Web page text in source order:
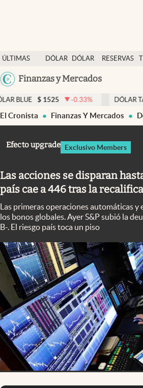
ÚLTIMAS
NOTICIAS
DÓLAR
DÓLAR
RESERVAS
Finanzas y Mercados
Dólar
Members
Economía y Política
Finanzas y Mercados
Columnistas
Otras secciones
Apertura
Infotechnology
Clase
Clima
Mundial 2026
Eventos Corporativos
El Cronista Studio
Mediakit
abre en nueva pestaña
1525 -0.33% DÓLAR TARJETA $
El Cronista Finanzas Y Mercados
Efecto upgrade Exclusivo Members
Las acciones se disparan
país cae a 446 tras la
Las primeras operaciones automáticas y
los bonos globales. Ayer S&P subió la
B-. El riesgo país toca un piso